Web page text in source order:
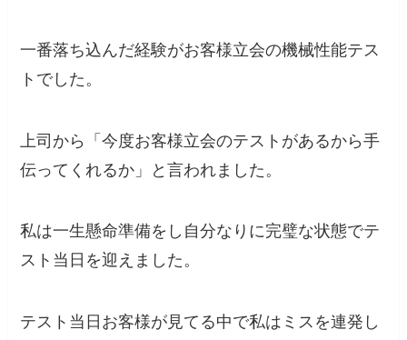
一番落ち込んだ経験がお客様立会の機械性能テス
トでした。
上司から「今度お客様立会のテストがあるから手
伝ってくれるか」と言われました。
私は一生懸命準備をし自分なりに完璧な状態でテ
スト当日を迎えました。
テスト当日お客様が見てる中で私はミスを連発し